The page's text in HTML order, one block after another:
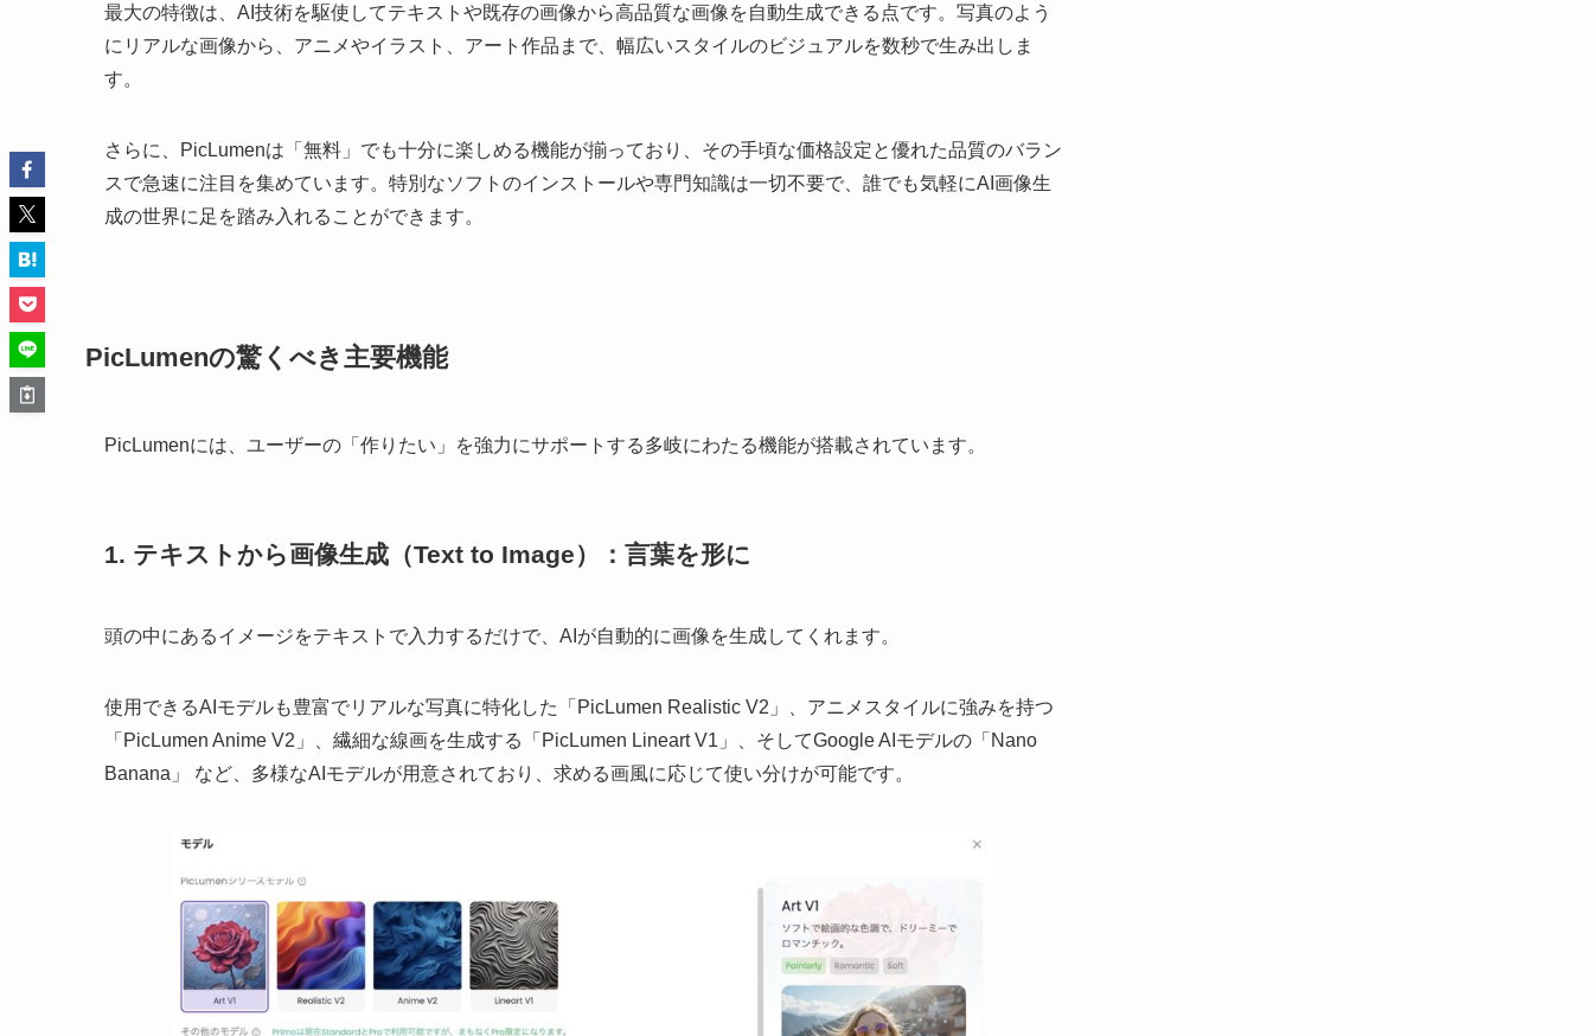
最大の特徴は、AI技術を駆使してテキストや既存の画像から高品質な画像を自動生成できる点です。写真のよう
にリアルな画像から、アニメやイラスト、アート作品まで、幅広いスタイルのビジュアルを数秒で生み出しま
す。
さらに、PicLumenは「無料」でも十分に楽しめる機能が揃っており、その手頃な価格設定と優れた品質のバラン
スで急速に注目を集めています。特別なソフトのインストールや専門知識は一切不要で、誰でも気軽にAI画像生
成の世界に足を踏み入れることができます。
PicLumenの驚くべき主要機能
PicLumenには、ユーザーの「作りたい」を強力にサポートする多岐にわたる機能が搭載されています。
1. テキストから画像生成（Text to Image）：言葉を形に
頭の中にあるイメージをテキストで入力するだけで、AIが自動的に画像を生成してくれます。
使用できるAIモデルも豊富でリアルな写真に特化した「PicLumen Realistic V2」、アニメスタイルに強みを持つ
「PicLumen Anime V2」、繊細な線画を生成する「PicLumen Lineart V1」、そしてGoogle AIモデルの「Nano
Banana」 など、多様なAIモデルが用意されており、求める画風に応じて使い分けが可能です。